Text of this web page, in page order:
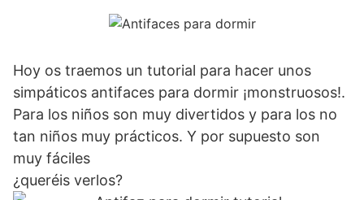
Hoy os traemos un tutorial para hacer unos
simpáticos antifaces para dormir ¡monstruosos!.
Para los niños son muy divertidos y para los no
tan niños muy prácticos. Y por supuesto son
muy fáciles
¿queréis verlos?